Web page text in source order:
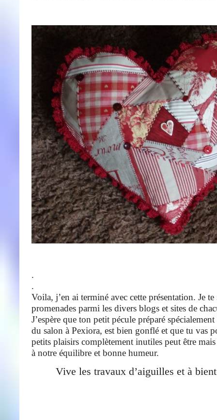
.
.
Voila, j’en ai terminé avec cette présentation. Je
promenades parmi les divers blogs et sites de
J’espère que ton petit pécule préparé
du salon à Pexiora, est bien gonflé et que tu vas
petits plaisirs complètement inutiles peut être
à notre équilibre et bonne humeur.
Vive les travaux d’aiguilles et à